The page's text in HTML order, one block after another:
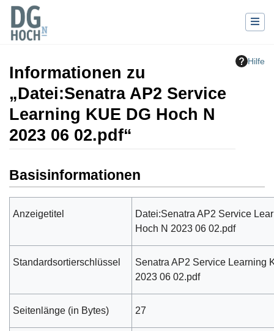
Hilfe
Informationen zu
„Datei:Senatra AP2 Service
Learning KUE DG Hoch N
2023 06 02.pdf“
Basisinformationen
Anzeigetitel
Datei:Senatra AP2 Service
Hoch N 2023 06 02.pdf
Standardsortierschlüssel
Senatra AP2 Service Learning
2023 06 02.pdf
Seitenlänge (in Bytes) 27